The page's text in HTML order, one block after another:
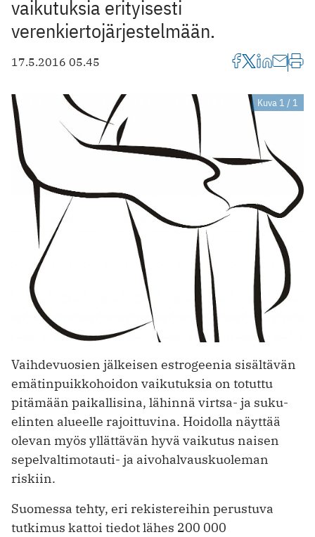
vaikutuksia erityisesti
verenkiertojärjestelmään.
17.5.2016 05.45
Kuva 1 / 1
Vaihdevuosien jälkeisen estrogeenia sisältävän
emätinpuikkohoidon ­vaikutuksia on totuttu
pitämään ­paikallisina, lähinnä virtsa- ja suku­
elinten alueelle rajoittuvina. Hoidolla näyttää
olevan myös yllättävän hyvä vaikutus naisen
sepelvaltimotauti- ja aivohalvauskuoleman
riskiin.
Suomessa tehty, eri rekistereihin perustuva
tutkimus kattoi tiedot lähes 200 000